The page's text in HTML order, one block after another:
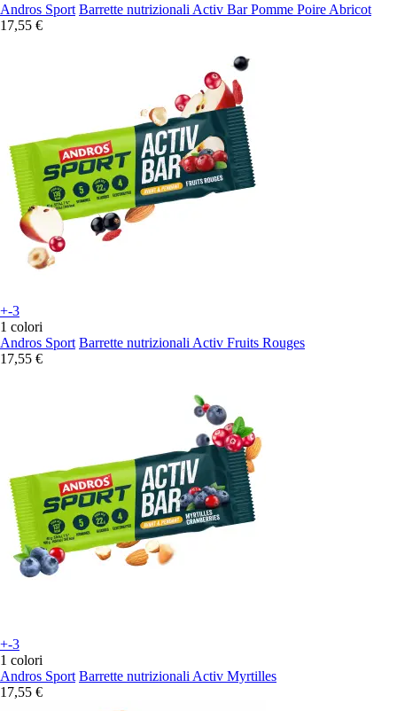
Andros Sport Barrette nutrizionali Activ Bar Pomme Poire Abricot
17,55 €
+-3
1 colori
Andros Sport Barrette nutrizionali Activ Fruits Rouges
17,55 €
+-3
1 colori
Andros Sport Barrette nutrizionali Activ Myrtilles
17,55 €